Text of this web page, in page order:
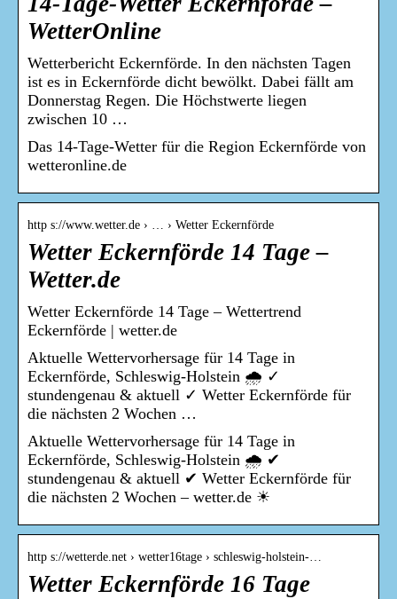
WetterOnline
Wetterbericht Eckernförde. In den nächsten Tagen
ist es in Eckernförde dicht bewölkt. Dabei fällt am
Donnerstag Regen. Die Höchstwerte liegen
zwischen 10 …
Das 14-Tage-Wetter für die Region Eckernförde von
wetteronline.de
http s://www.wetter.de › … › Wetter Eckernförde
Wetter Eckernförde 14 Tage –
Wetter.de
Wetter Eckernförde 14 Tage – Wettertrend
Eckernförde | wetter.de
Aktuelle Wettervorhersage für 14 Tage in
Eckernförde, Schleswig-Holstein 🌧️ ✓
stundengenau & aktuell ✓ Wetter Eckernförde für
die nächsten 2 Wochen …
Aktuelle Wettervorhersage für 14 Tage in
Eckernförde, Schleswig-Holstein 🌧️ ✔
stundengenau & aktuell ✔ Wetter Eckernförde für
die nächsten 2 Wochen – wetter.de ☀
http s://wetterde.net › wetter16tage › schleswig-holstein-…
Wetter Eckernförde 16 Tage